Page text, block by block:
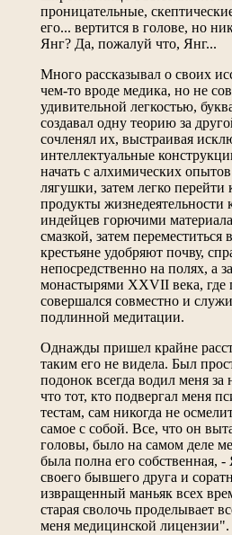
проницательные,
его... вертится в голове, но
Янг? Да, пожалуй что, Янг...
Много рассказывал о своих
чем-то вроде медика, но не
удивительной легкостью,
создавал одну теорию за
сочленял их, выстраивая
интеллектуальные
начать с алхимических
лягушки, затем легко перейти
продукты жизнедеятельности
индейцев горючими
смазкой, затем переместиться
крестьяне удобряют почву,
непосредственно на полях, а
монастырями XXVII века, где
совершался совместно и
подлинной медитации.
Однажды пришел крайне
таким его не видела. Был
подонок всегда водил меня за
что тот, кто подвергал меня
тестам, сам никогда не
самое с собой. Все, что он
головы, было на самом деле
была полна его собственная, -
своего бывшего друга и
извращенный маньяк всех
старая сволочь проделывает
меня медицинской лицензии".